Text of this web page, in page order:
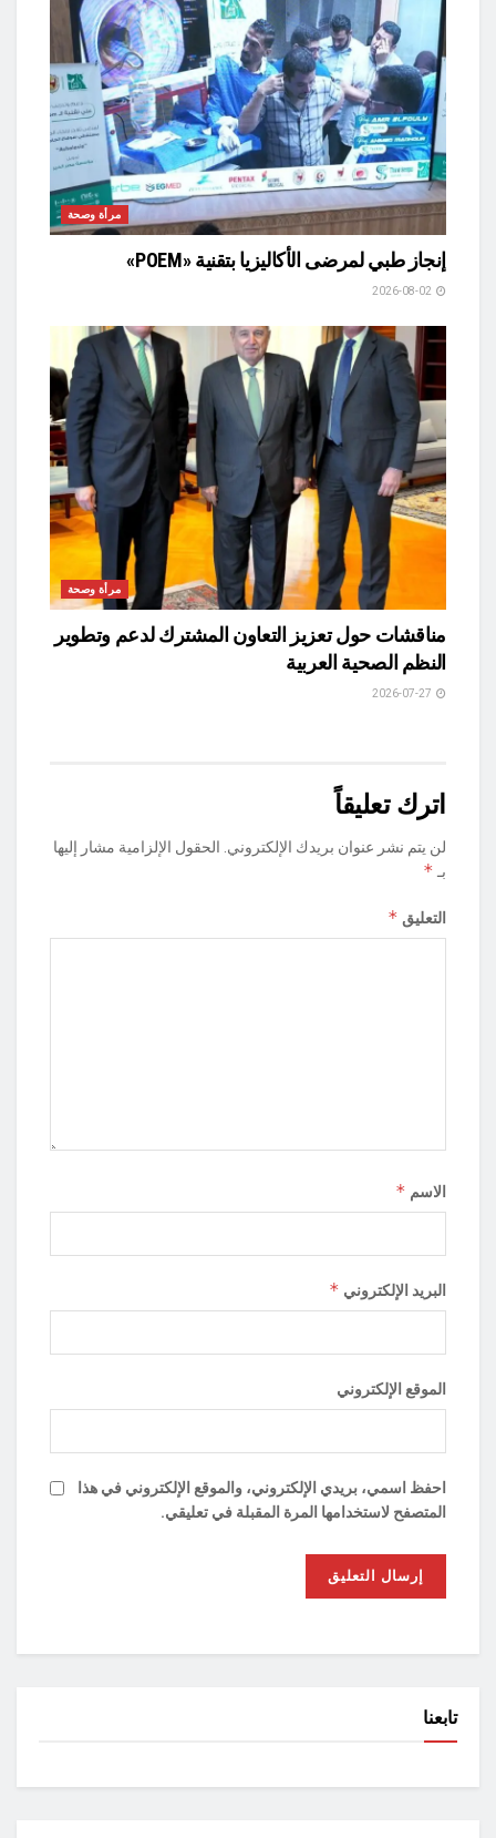
مرأة وصحة
إنجاز طبي لمرضى الأكاليزيا بتقنية «POEM»
مرأة وصحة
مناقشات حول تعزيز التعاون المشترك لدعم وتطوير
النظم الصحية العربية
اترك تعليقاً
لن يتم نشر عنوان بريدك الإلكتروني. الحقول الإلزامية مشار إليها
بـ *
التعليق *
الاسم *
البريد الإلكتروني *
الموقع الإلكتروني
احفظ اسمي، بريدي الإلكتروني، والموقع الإلكتروني في هذا
المتصفح لاستخدامها المرة المقبلة في تعليقي.
تابعنا